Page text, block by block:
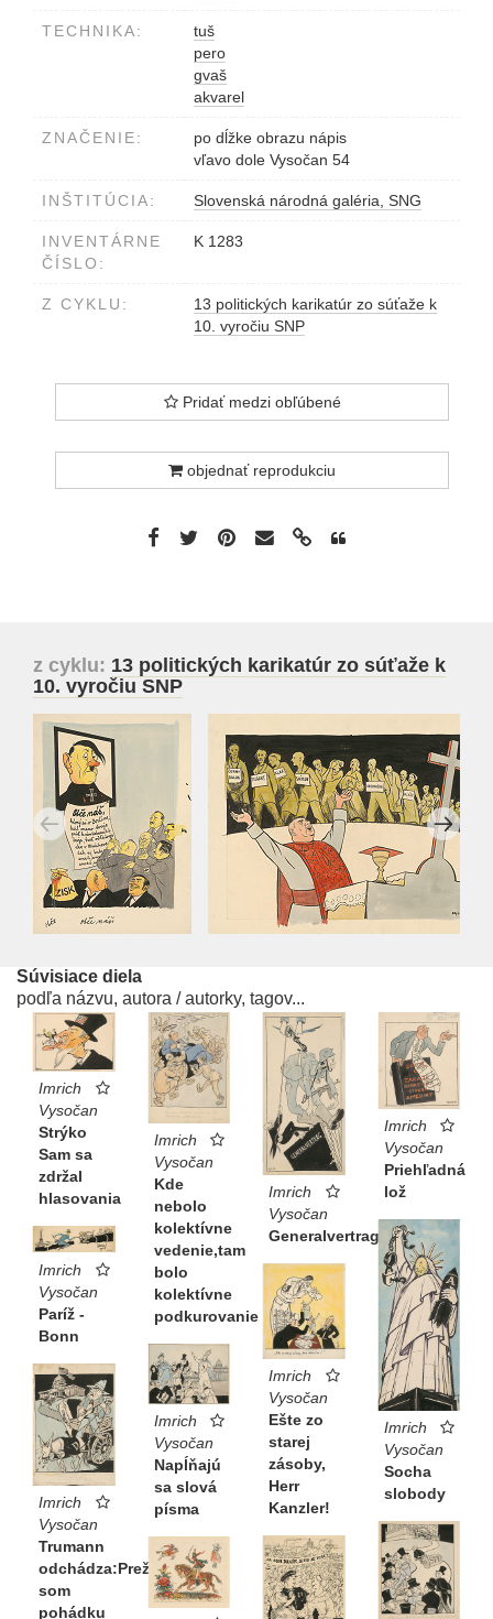
TECHNIKA:
tuš
pero
gvaš
akvarel
ZNAČENIE:
po dĺžke obrazu nápis
vľavo dole Vysočan 54
INŠTITÚCIA: Slovenská národná galéria, SNG
INVENTÁRNE
ČÍSLO:
K 1283
Z CYKLU:
13 politických karikatúr zo súťaže k
10. vyročiu SNP
Pridať medzi obľúbené
objednať reprodukciu
z cyklu: 13 politických karikatúr zo súťaže k
10. vyročiu SNP
Súvisiace diela
podľa názvu, autora / autorky, tagov...
Imrich
Vysočan
Strýko
Sam sa
zdržal
hlasovania
Imrich
Vysočan
Kde
nebolo
kolektívne
vedenie,tam
bolo
kolektívne
podkurovanie
Imrich
Vysočan
Generalvertrag
Imrich
Vysočan
Priehľadná
lož
Imrich
Vysočan
Socha
slobody
Imrich
Vysočan
Paríž -
Bonn
Imrich
Vysočan
Ešte zo
starej
zásoby,
Herr
Kanzler!
Imrich
Vysočan
Napĺňajú
sa slová
písma
Imrich
Vysočan
Trumann
odchádza:Prežil
som
pohádku